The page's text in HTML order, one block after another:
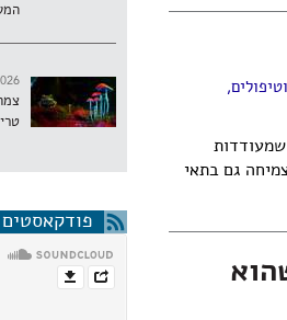
,
שמעודדות
גם בתאי
פודקאסטים